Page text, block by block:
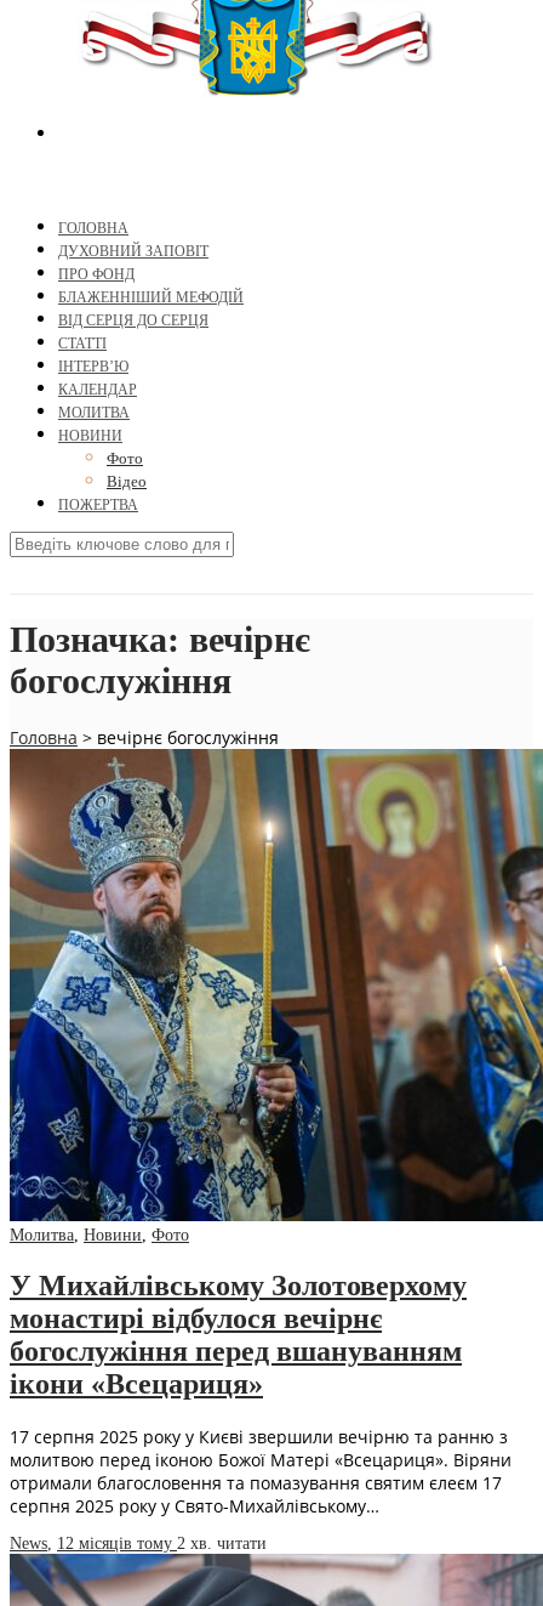
ГОЛОВНА
ДУХОВНИЙ ЗАПОВІТ
ПРО ФОНД
БЛАЖЕННІШИЙ МЕФОДІЙ
ВІД СЕРЦЯ ДО СЕРЦЯ
СТАТТІ
ІНТЕРВ’Ю
КАЛЕНДАР
МОЛИТВА
НОВИНИ
Фото
Відео
ПОЖЕРТВА
Позначка: вечірнє
богослужіння
Головна > вечірнє богослужіння
Молитва, Новини, Фото
У Михайлівському Золотоверхому
монастирі відбулося вечірнє
богослужіння перед вшануванням
ікони «Всецариця»
17 серпня 2025 року у Києві звершили вечірню та ранню з
молитвою перед іконою Божої Матері «Всецариця». Віряни
отримали благословення та помазування святим єлеєм 17
серпня 2025 року у Свято-Михайлівському…
News, 12 місяців тому 2 хв. читати